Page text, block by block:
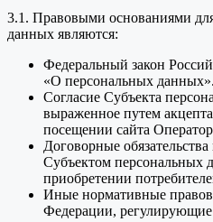
3.1. Правовыми основаниями
данных являются:
Федеральный закон
«О персональных данных».
Согласие Субъекта
выраженное путем
посещении сайта
Договорные
Субъектом персональных
приобретении
Иные нормативные
Федерации,